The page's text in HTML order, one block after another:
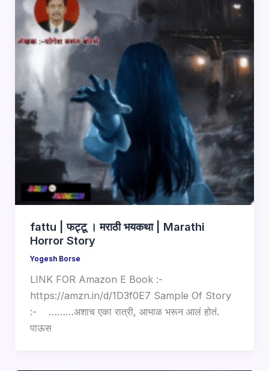
fattu | फट्टू । मराठी भयकथा | Marathi
Horror Story
Yogesh Borse
LINK FOR Amazon E Book :-
https://amzn.in/d/1D3f0E7 Sample Of Story
:- ………अशाच एका रात्री, आभाळ भरून आलं होतं.
पाऊस